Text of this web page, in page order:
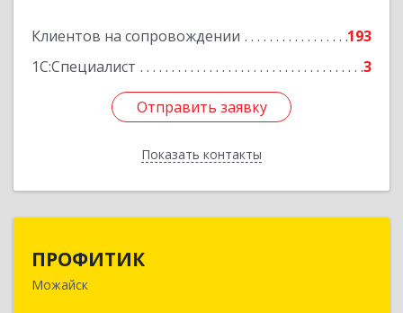
Клиентов на сопровождении
193
1С:Специалист
3
Отправить заявку
Показать контакты
Подробнее
Отправить заявку
Назад
ПРОФИТИК
Можайск143200, Московская обл, Можайский р-н,